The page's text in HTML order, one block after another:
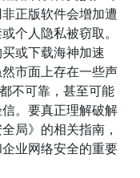
正版软件会增加遭
个人隐私被窃取。
或下载海神加速
市面上存在一些声
不可靠，甚至可能
。要真正理解破解
局》的相关指南，
业网络安全的重要